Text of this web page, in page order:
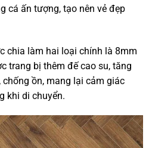
cá ấn tượng, tạo nên vẻ đẹp
chia làm hai loại chính là 8mm
trang bị thêm đế cao su, tăng
ồn, mang lại cảm giác
khi di chuyển.